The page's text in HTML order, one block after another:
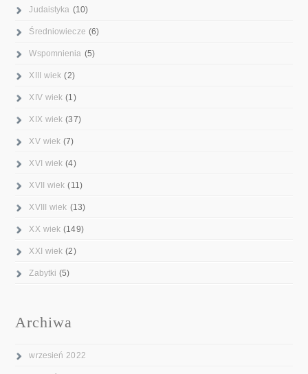
Judaistyka (10)
Średniowiecze (6)
Wspomnienia (5)
XIII wiek (2)
XIV wiek (1)
XIX wiek (37)
XV wiek (7)
XVI wiek (4)
XVII wiek (11)
XVIII wiek (13)
XX wiek (149)
XXI wiek (2)
Zabytki (5)
Archiwa
wrzesień 2022